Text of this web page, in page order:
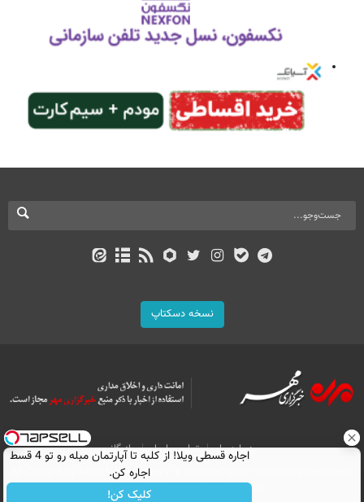
نسخه دسکتاپ
درباره ما تماس با ما
بازرگانی
All Content by Mehr News Agency is licensed under a Creative Commons
Attribution 4.0 International License.
اجاره‌ قسطی ویلا! از کلبه تا آپارتمان مبله رو تو 4 قسط
اجاره کن.
کلیک کن!